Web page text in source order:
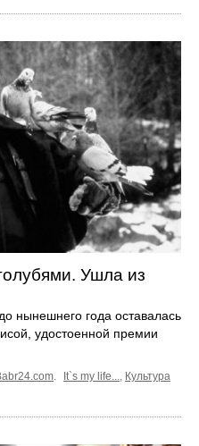
Ушла из
нынешнего года оставалась
удостоенной премии
It`s my life...
Культура